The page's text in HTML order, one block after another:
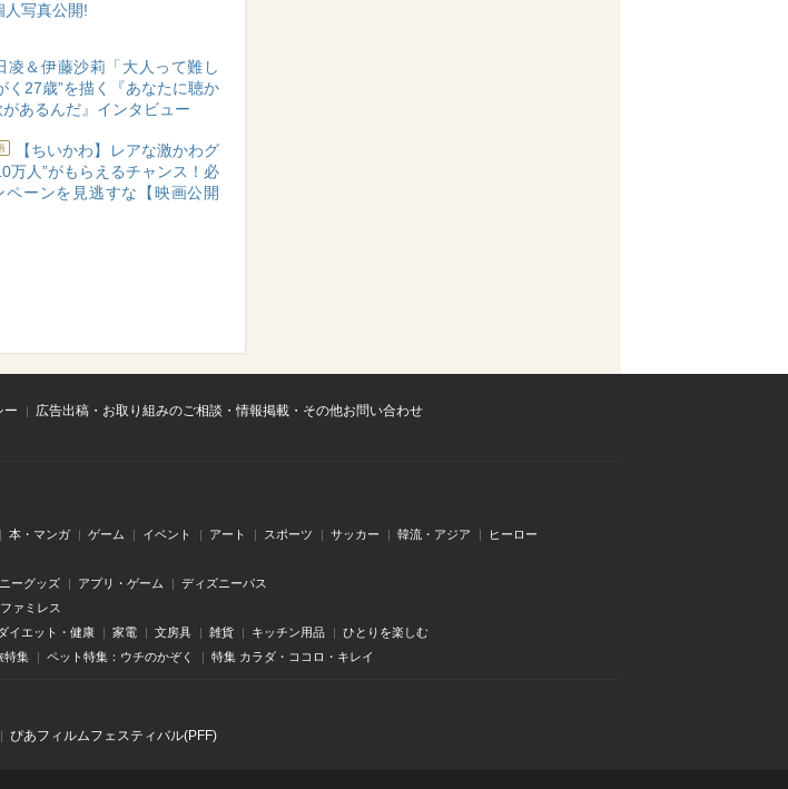
人写真公開!
凌＆伊藤沙莉「大人って難し
く27歳”を描く『あなたに聴か
あるんだ』インタビュー
【ちいかわ】レアな激かわグ
万人”がもらえるチャンス！必
ペーンを見逃すな【映画公開
ー
広告出稿・お取り組みのご相談・情報掲載・その他お問い合わせ
本・マンガ ゲーム イベント アート スポーツ サッカー 韓流・アジア ヒーロー
ーグッズ アプリ・ゲーム ディズニーパス
ファミレス
イエット・健康 家電 文房具 雑貨 キッチン用品 ひとりを楽しむ
特集 ペット特集：ウチのかぞく 特集 カラダ・ココロ・キレイ
ぴあフィルムフェスティバル(PFF)